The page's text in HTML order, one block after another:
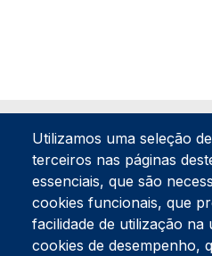
Tel:234 390 100Fax:234 390
Utilizamos uma seleção
terceiros nas páginas
essenciais, que são
cookies funcionais, que
facilidade de utilização na
cookies de desempenho,